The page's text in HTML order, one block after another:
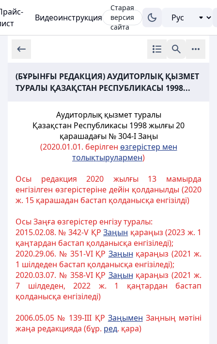
Видеоинструкция
Старая
версия
сайта
(БҰРЫНҒЫ РЕДАКЦИЯ) АУДИТОРЛЫҚ ҚЫЗМЕТ
ТУРАЛЫ ҚАЗАҚСТАН РЕСПУБЛИКАСЫ 1998...
Аудиторлық қызмет туралы
Қазақстан Республикасы 1998 жылғы 20
қарашадағы № 304-I Заңы
(2020.01.01. берілген өзгерістер мен
толықтырулармен)
Осы редакция 2020 жылғы 13 мамырда
енгізілген өзгерістеріне дейін қолданылды (2020
ж. 15 қарашадан бастап қолданысқа енгізілді)
Осы Заңға өзгерістер енгізу туралы:
2015.02.08. № 342-V ҚРЗаңын қараңыз (2023 ж. 1
қаңтардан бастап қолданысқа енгізіледі);
2020.29.06. № 351-VI ҚР Заңын қараңыз (2021 ж.
1 шілдеден бастап қолданысқа енгізіледі);
2020.03.07. № 358-VI ҚР Заңын қараңыз (2021 ж.
7 шілдеден, 2022 ж. 1 қаңтардан бастап
қолданысқа енгізіледі)
2006.05.05 № 139-III ҚР Заңымен Заңның мәтіні
жаңа редакцияда (бұр. ред. қара)